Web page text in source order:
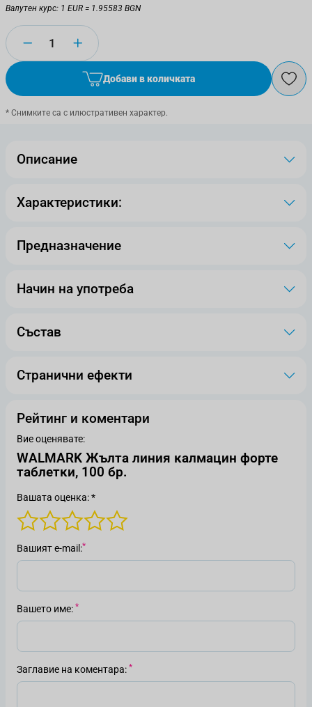
Валутен курс: 1 EUR = 1.95583 BGN
Количество
Добави в количката
* Снимките са с илюстративен характер.
Описание
Характеристики:
Предназначение
Начин на употреба
Състав
Странични ефекти
Рейтинг и коментари
Вие оценявате:
WALMARK Жълта линия калмацин форте
таблетки, 100 бр.
Вашата оценка: *
Вашият е-mail
Вашето име
Заглавие на коментара